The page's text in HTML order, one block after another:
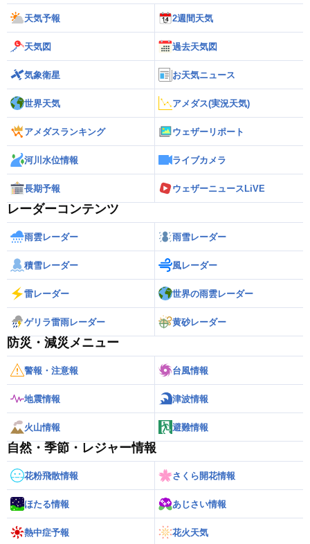
天気予報 2週間天気
天気図 過去天気図
気象衛星 お天気ニュース
世界天気 アメダス(実況天気)
アメダスランキング ウェザーリポート
河川水位情報 ライブカメラ
長期予報 ウェザーニュースLiVE
レーダーコンテンツ
雨雲レーダー 雨雪レーダー
積雪レーダー 風レーダー
雷レーダー 世界の雨雲レーダー
ゲリラ雷雨レーダー 黄砂レーダー
防災・減災メニュー
警報・注意報 台風情報
地震情報 津波情報
火山情報 避難情報
自然・季節・レジャー情報
花粉飛散情報 さくら開花情報
ほたる情報 あじさい情報
熱中症予報 花火天気